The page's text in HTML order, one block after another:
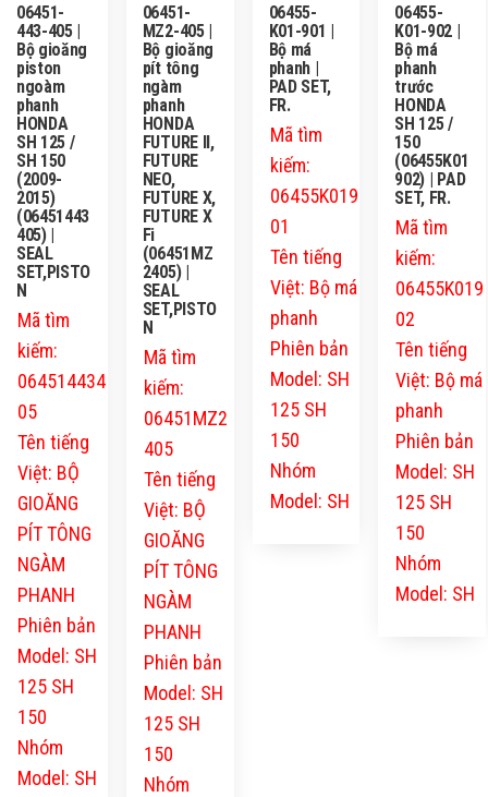
06451-
443-405 |
Bộ gioăng
piston
ngoàm
phanh
HONDA
SH 125 /
SH 150
(2009-
2015)
(06451443
405) |
SEAL
SET,PISTO
N
Mã tìm
kiếm:
064514434
05
Tên tiếng
Việt: BỘ
GIOĂNG
PÍT TÔNG
NGÀM
PHANH
Phiên bản
Model: SH
125 SH
150
Nhóm
Model: SH
06451-
MZ2-405 |
Bộ gioăng
pít tông
ngàm
phanh
HONDA
FUTURE II,
FUTURE
NEO,
FUTURE X,
FUTURE X
Fi
(06451MZ
2405) |
SEAL
SET,PISTO
N
Mã tìm
kiếm:
06451MZ2
405
Tên tiếng
Việt: BỘ
GIOĂNG
PÍT TÔNG
NGÀM
PHANH
Phiên bản
Model: SH
125 SH
150
Nhóm
06455-
K01-901 |
Bộ má
phanh |
PAD SET,
FR.
Mã tìm
kiếm:
06455K019
01
Tên tiếng
Việt: Bộ má
phanh
Phiên bản
Model: SH
125 SH
150
Nhóm
Model: SH
06455-
K01-902 |
Bộ má
phanh
trước
HONDA
SH 125 /
150
(06455K01
902) | PAD
SET, FR.
Mã tìm
kiếm:
06455K019
02
Tên tiếng
Việt: Bộ má
phanh
Phiên bản
Model: SH
125 SH
150
Nhóm
Model: SH